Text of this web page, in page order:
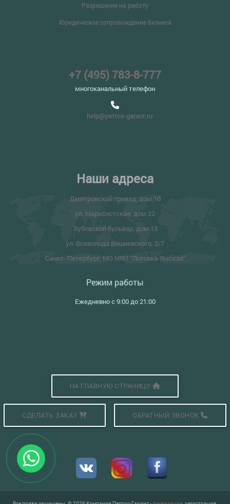
Разрешение на работу
Юридическое сопровождение бизнеса
+7 (495) 783-8-777
многоканальный телефон
help@petros-garant.ru
Наши адреса
Дмитровский проезд, дом 10
ул. Марксистская, дом 22
Зубовский бульвар, дом 13
ул. Всеволода Вишневского, 2/7
Санкт- Петербург, МО №81 "Лиговка-Ямская"
Режим работы
Ежедневно с 9:00 до 21:00
НА ГЛАВНУЮ СТРАНИЦУ
СДЕЛАТЬ ЗАКАЗ ОБРАТНЫЙ ЗВОНОК